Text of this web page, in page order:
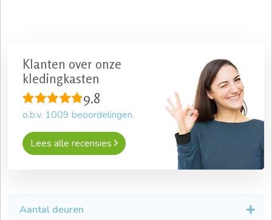
Klanten over onze
kledingkasten
9.8
o.b.v. 1009 beoordelingen.
Lees alle recensies
Aantal deuren